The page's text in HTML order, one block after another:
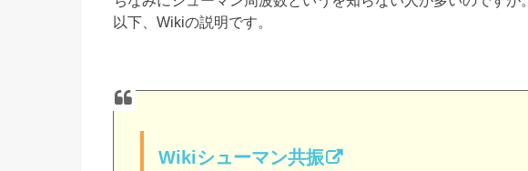
以下、Wikiの説明です。
Wikiシューマン共振